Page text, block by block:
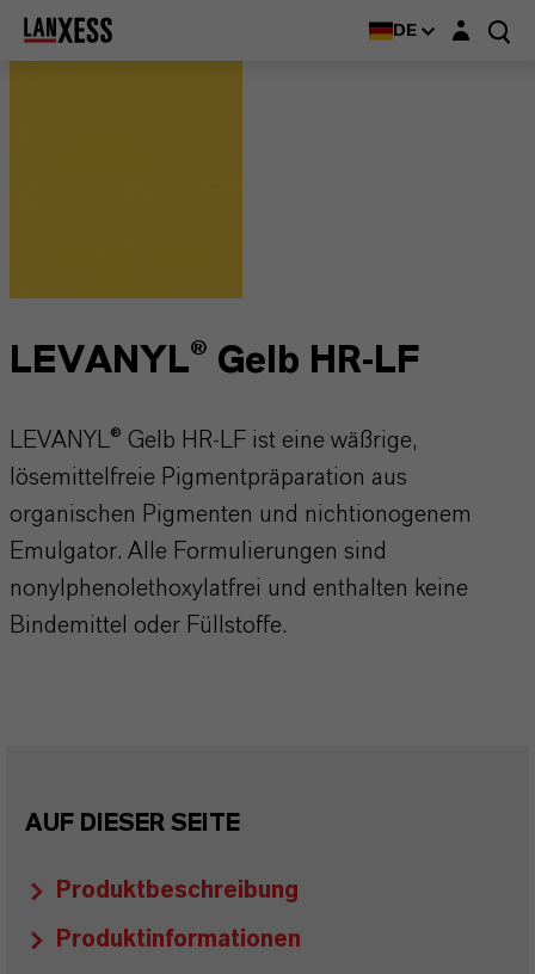
DE Login-Maske
LEVANYL® Gelb HR-LF
LEVANYL® Gelb HR-LF ist eine wäßrige,
lösemittelfreie Pigmentpräparation aus
organischen Pigmenten und nichtionogenem
Emulgator. Alle Formulierungen sind
nonylphenolethoxylatfrei und enthalten keine
Bindemittel oder Füllstoffe.
AUF DIESER SEITE
Produktbeschreibung
Produktinformationen